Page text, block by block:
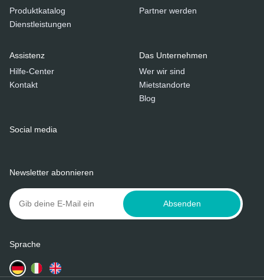
Produktkatalog
Dienstleistungen
Partner werden
Assistenz
Hilfe-Center
Kontakt
Das Unternehmen
Wer wir sind
Mietstandorte
Blog
Social media
Newsletter abonnieren
Absenden
Sprache